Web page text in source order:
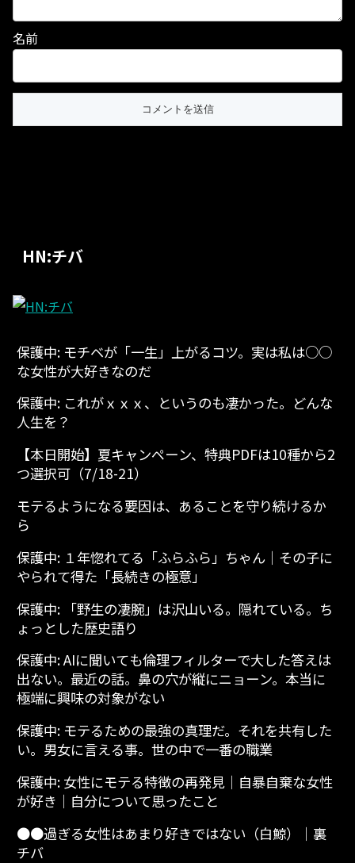
名前
HN:チバ
保護中: モチベが「一生」上がるコツ。実は私は○○
な女性が大好きなのだ
保護中: これがｘｘｘ、というのも凄かった。どんな
人生を？
【本日開始】夏キャンペーン、特典PDFは10種から2
つ選択可（7/18-21）
モテるようになる要因は、あることを守り続けるか
ら
保護中: １年惚れてる「ふらふら」ちゃん│その子に
やられて得た「長続きの極意」
保護中: 「野生の凄腕」は沢山いる。隠れている。ち
ょっとした歴史語り
保護中: AIに聞いても倫理フィルターで大した答えは
出ない。最近の話。鼻の穴が縦にニョーン。本当に
極端に興味の対象がない
保護中: モテるための最強の真理だ。それを共有した
い。男女に言える事。世の中で一番の職業
保護中: 女性にモテる特徴の再発見│自暴自棄な女性
が好き│自分について思ったこと
●●過ぎる女性はあまり好きではない（白鯨）│裏
チバ